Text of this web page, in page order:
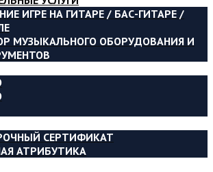
ИГРЕ НА ГИТАРЕ / БАС-ГИТАРЕ /
МУЗЫКАЛЬНОГО ОБОРУДОВАНИЯ И
СЕРТИФИКАТ
АТРИБУТИКА